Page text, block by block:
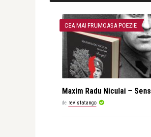
CEA MAI FRUMOASA POEZIE
Maxim Radu Niculai – Sens
de revistatango